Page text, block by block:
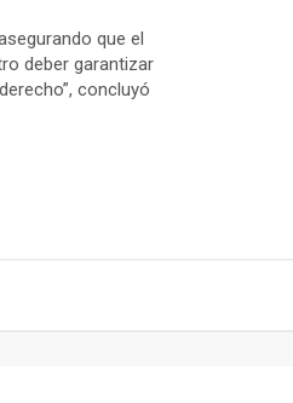
que el
deber garantizar
concluyó